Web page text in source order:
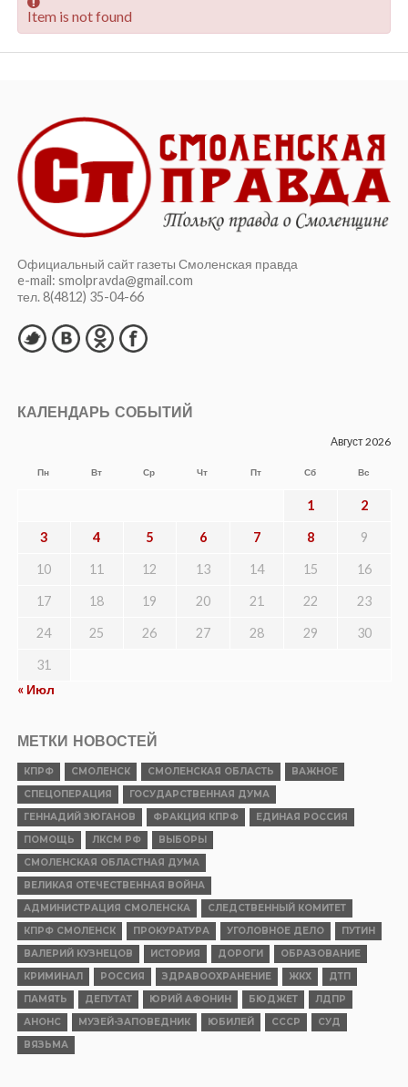
Item is not found
Официальный сайт газеты Смоленская правда
e-mail: smolpravda@gmail.com
тел. 8(4812) 35-04-66
КАЛЕНДАРЬ СОБЫТИЙ
Август 2026
Пн Вт Ср Чт Пт Сб Вс
1 2
3 4 5 6 7 8 9
10 11 12 13 14 15 16
17 18 19 20 21 22 23
24 25 26 27 28 29 30
31
« Июл
МЕТКИ НОВОСТЕЙ
КПРФ СМОЛЕНСК СМОЛЕНСКАЯ ОБЛАСТЬ
ВАЖНОЕ
СПЕЦОПЕРАЦИЯ
ГОСУДАРСТВЕННАЯ ДУМА
ГЕННАДИЙ ЗЮГАНОВ
ФРАКЦИЯ КПРФ
ЕДИНАЯ РОССИЯ
ПОМОЩЬ
ЛКСМ РФ
ВЫБОРЫ
СМОЛЕНСКАЯ ОБЛАСТНАЯ ДУМА
ВЕЛИКАЯ ОТЕЧЕСТВЕННАЯ ВОЙНА
АДМИНИСТРАЦИЯ СМОЛЕНСКА
СЛЕДСТВЕННЫЙ КОМИТЕТ
КПРФ СМОЛЕНСК
ПРОКУРАТУРА УГОЛОВНОЕ ДЕЛО
ПУТИН
ВАЛЕРИЙ КУЗНЕЦОВ
ИСТОРИЯ ДОРОГИ
ОБРАЗОВАНИЕ
КРИМИНАЛ
РОССИЯ ЗДРАВООХРАНЕНИЕ ЖКХ
ДТП
ПАМЯТЬ
ДЕПУТАТ ЮРИЙ АФОНИН БЮДЖЕТ
ЛДПР
АНОНС
МУЗЕЙ-ЗАПОВЕДНИК ЮБИЛЕЙ СССР
СУД
ВЯЗЬМА